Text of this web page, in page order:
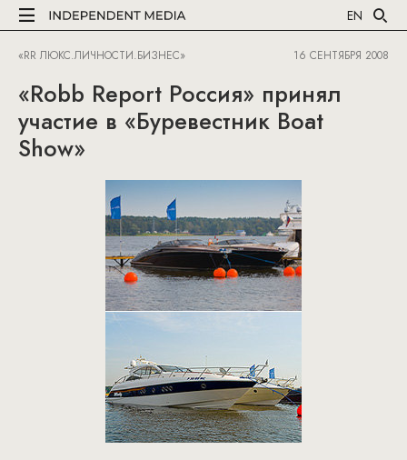
EN
«RR ЛЮКС.ЛИЧНОСТИ.БИЗНЕС» 16 СЕНТЯБРЯ 2008
«Robb Report Россия» принял
участие в «Буревестник Boat
Show»